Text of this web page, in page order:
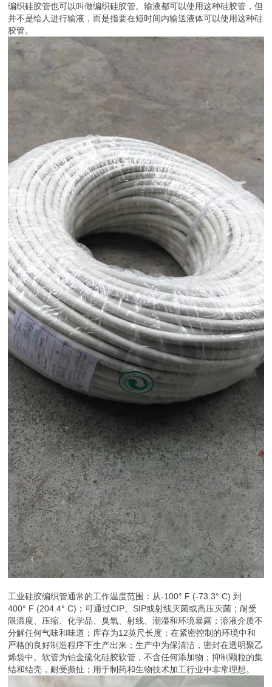
编织硅胶管也可以叫做编织硅胶管。输液都可以使用这种硅胶管，但
并不是给人进行输液，而是指要在短时间内输送液体可以使用这种硅
胶管。
工业硅胶编织管通常的工作温度范围：从-100° F (-73.3° C) 到
400° F (204.4° C)；可通过CIP、SIP或射线灭菌或高压灭菌；耐受
限温度、压缩、化学品、臭氧、射线、潮湿和环境暴露；溶液介质不
分解任何气味和味道；库存为12英尺长度；在紧密控制的环境中和
严格的良好制造程序下生产出来；生产中为保清洁，密封在透明聚乙
烯袋中。软管为铂金硫化硅胶软管，不含任何添加物；抑制颗粒的集
结和结壳，耐受撕扯；用于制药和生物技术加工行业中非常理想。